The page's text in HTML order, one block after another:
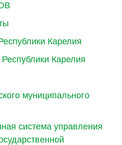
Карелия
Карелия
муниципального
система управления